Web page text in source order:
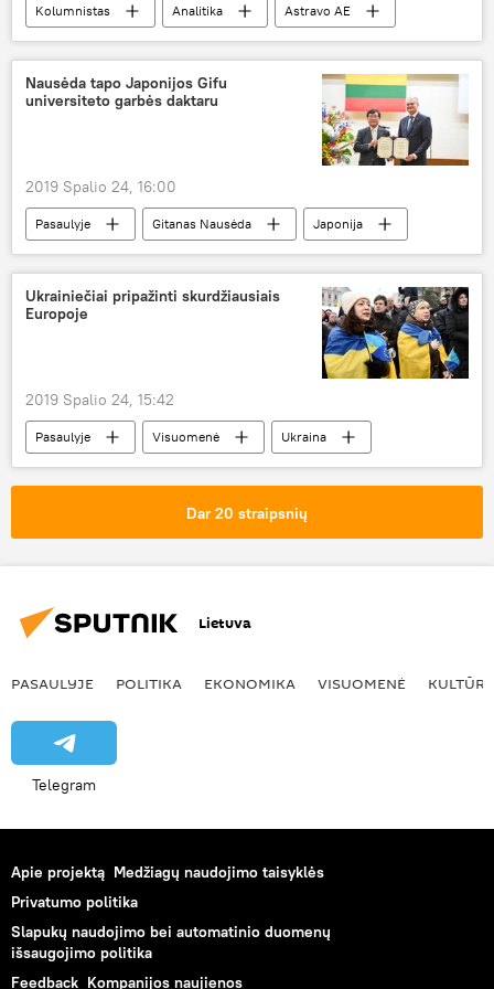
Kolumnistas Analitika
Astravo AE
Baltarusija
Rusija NATO
Nausėda tapo Japonijos Gifu
universiteto garbės daktaru
2019 Spalio 24, 16:00
Pasaulyje Gitanas Nausėda
Japonija
garbė
apdovanojimas
Ukrainiečiai pripažinti skurdžiausiais
Europoje
2019 Spalio 24, 15:42
Pasaulyje Visuomenė
Ukraina
Baltijos šalys
pajamos
Dar 20 straipsnių
Lietuva
PASAULYJE POLITIKA EKONOMIKA VISUOMENĖ KULTŪRA
Telegram
Apie projektą Medžiagų naudojimo taisyklės
Privatumo politika
Slapukų naudojimo bei automatinio duomenų
išsaugojimo politika
Feedback Kompanijos naujienos